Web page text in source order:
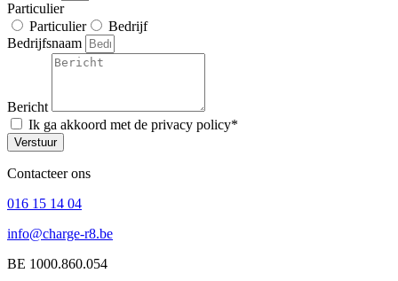
Particulier
Particulier
Bedrijf
Bedrijfsnaam
Bericht
Ik ga akkoord met de privacy policy*
Verstuur
Contacteer ons
016 15 14 04
info@charge-r8.be
BE 1000.860.054